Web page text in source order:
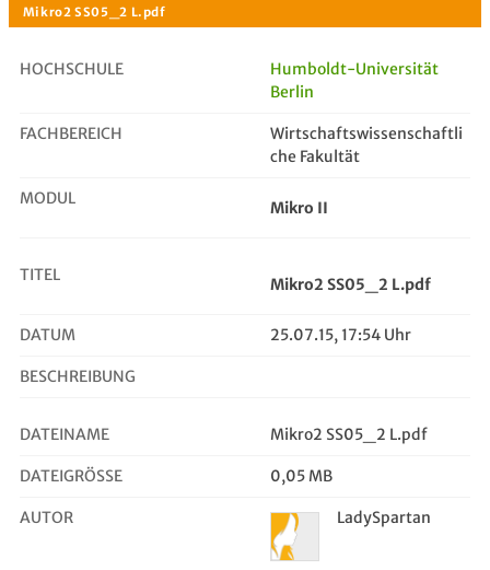
Mikro2 SS05_2 L.pdf
HOCHSCHULE
Humboldt-Universität
Berlin
FACHBEREICH
Wirtschaftswissenschaftli
che Fakultät
MODUL Mikro II
TITEL Mikro2 SS05_2 L.pdf
DATUM 25.07.15, 17:54 Uhr
BESCHREIBUNG
DATEINAME Mikro2 SS05_2 L.pdf
DATEIGRÖSSE 0,05 MB
AUTOR LadySpartan